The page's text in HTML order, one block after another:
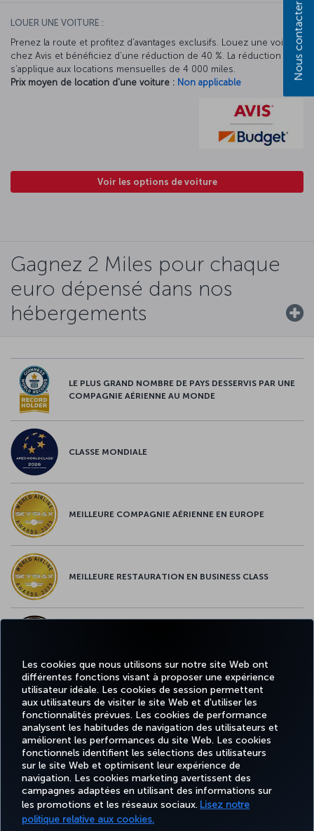
Les cookies que nous utilisons sur notre site Web ont
différentes fonctions visant à proposer une expérience
utilisateur idéale. Les cookies de session permettent
aux utilisateurs de visiter le site Web et d'utiliser les
fonctionnalités prévues. Les cookies de performance
analysent les habitudes de navigation des utilisateurs et
améliorent les performances du site Web. Les cookies
fonctionnels identifient les sélections des utilisateurs
sur le site Web et optimisent leur expérience de
navigation. Les cookies marketing avertissent des
campagnes adaptées en utilisant des informations sur
les promotions et les réseaux sociaux. Lisez notre
politique relative aux cookies.
LOUER UNE VOITURE :
Prenez la route et profitez d’avantages exclusifs. Louez une voiture
chez Avis et bénéficiez d’une réduction de 40 %. La réduction Avis
s’applique aux locations mensuelles de 4 000 miles.
Prix moyen de location d'une voiture : Non applicable
Voir les options de voiture
Gagnez 2 Miles pour chaque
euro dépensé dans nos
hébergements
LE PLUS GRAND NOMBRE DE PAYS DESSERVIS PAR UNE
COMPAGNIE AÉRIENNE AU MONDE
CLASSE MONDIALE
MEILLEURE COMPAGNIE AÉRIENNE EN EUROPE
MEILLEURE RESTAURATION EN BUSINESS CLASS
MEILLEUR WI-FI EN EUROPE
Facebook
TwitterInstagram
YouTubeLinkedIn
TiktokBlog
RÉSERVER
ET GÉRER
EXPÉRIENCE
OFFRES ET
DESTINATIONS
Nous contacter